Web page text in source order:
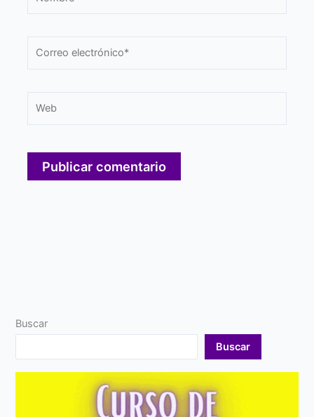
electrónico*
Buscar
Buscar